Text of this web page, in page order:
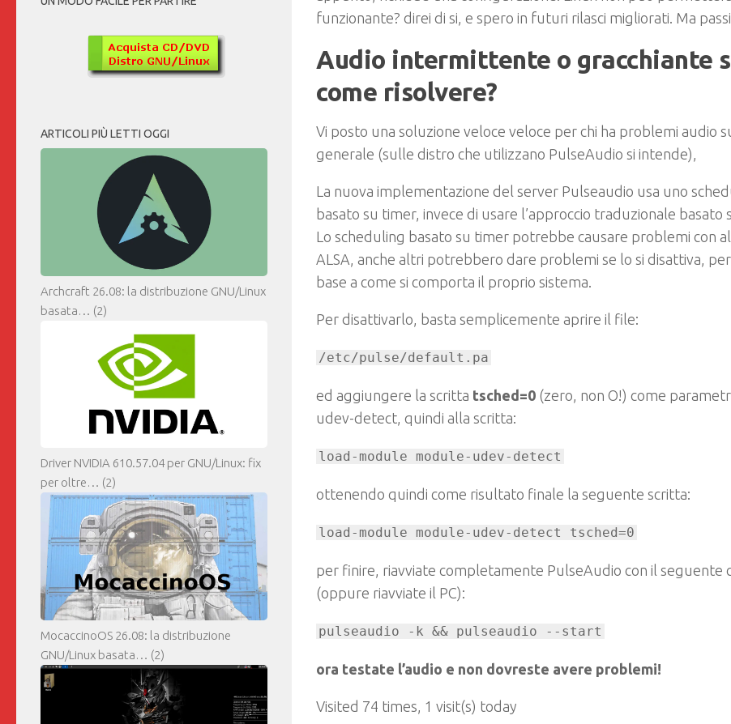
funzionante? direi di si, e spero in futuri rilasci migliorati. Ma
Audio intermittente o gracchiante
come risolvere?
Vi posto una soluzione veloce veloce per chi ha problemi audio
generale (sulle distro che utilizzano PulseAudio si intende),
La nuova implementazione del server Pulseaudio usa uno
basato su timer, invece di usare l’approccio traduzionale
Lo scheduling basato su timer potrebbe causare problemi con
ALSA, anche altri potrebbero dare problemi se lo si disattiva,
base a come si comporta il proprio sistema.
Per disattivarlo, basta semplicemente aprire il file:
/etc/pulse/default.pa
ed aggiungere la scritta tsched=0 (zero, non O!) come
udev-detect, quindi alla scritta:
load-module module-udev-detect
ottenendo quindi come risultato finale la seguente scritta:
load-module module-udev-detect tsched=0
per finire, riavviate completamente PulseAudio con il seguente
(oppure riavviate il PC):
pulseaudio -k && pulseaudio --start
ora testate l’audio e non dovreste avere problemi!
Visited 74 times, 1 visit(s) today
ARTICOLI PIÙ LETTI OGGI
Archcraft 26.08: la distribuzione GNU/Linux
basata… (2)
Driver NVIDIA 610.57.04 per GNU/Linux: fix
per oltre… (2)
MocaccinoOS 26.08: la distribuzione
GNU/Linux basata… (2)